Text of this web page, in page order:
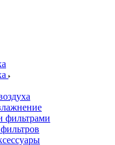
фильтрами